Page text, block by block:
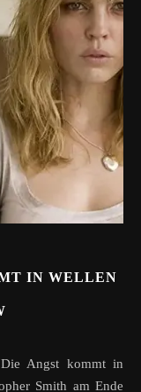
IN WELLEN
Smith am Ende